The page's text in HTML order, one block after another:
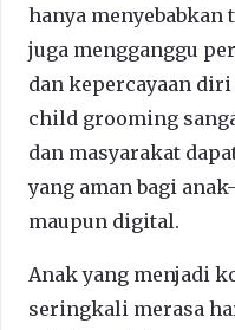
hanya
juga mengganggu
dan kepercayaan
child grooming
dan masyarakat
yang aman bagi
maupun digital.
Anak yang menjadi
seringkali merasa